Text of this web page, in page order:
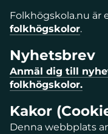
Folkhögskola.nu är
folkhögskolor.
Nyhetsbrev
Anmäl dig till
folkhögskolor.
Kakor
Denna webbplats